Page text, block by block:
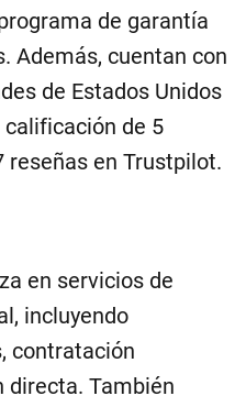
de garantía
Además, cuentan con
de Estados Unidos
calificación de 5
reseñas en Trustpilot.
en servicios de
incluyendo
contratación
directa. También